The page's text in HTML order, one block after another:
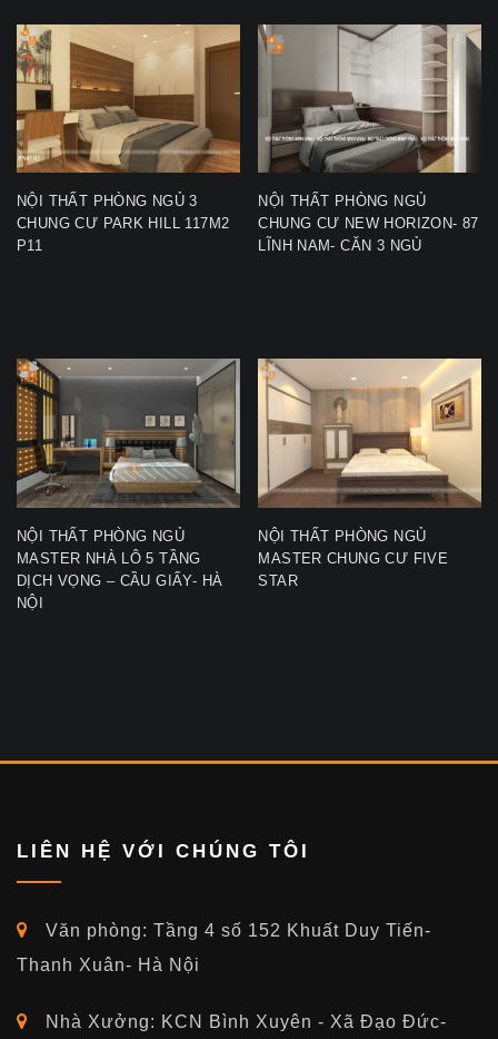
NỘI THẤT PHÒNG NGỦ 3
CHUNG CƯ PARK HILL 117M2
P11
NỘI THẤT PHÒNG NGỦ
CHUNG CƯ NEW HORIZON- 87
LĨNH NAM- CĂN 3 NGỦ
NỘI THẤT PHÒNG NGỦ
MASTER NHÀ LÔ 5 TẦNG
DỊCH VỌNG – CẦU GIẤY- HÀ
NỘI
NỘI THẤT PHÒNG NGỦ
MASTER CHUNG CƯ FIVE
STAR
LIÊN HỆ VỚI CHÚNG TÔI
Văn phòng: Tầng 4 số 152 Khuất Duy Tiến-
Thanh Xuân- Hà Nội
Nhà Xưởng: KCN Bình Xuyên - Xã Đạo Đức-